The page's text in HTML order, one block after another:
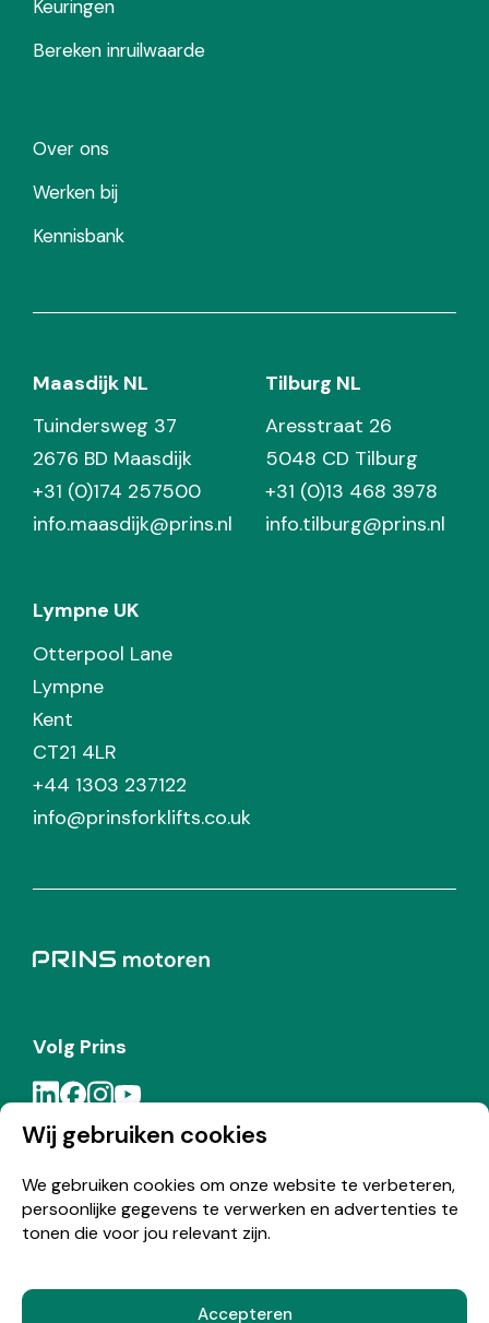
Wij gebruiken cookies
We gebruiken cookies om onze website te verbeteren,
persoonlijke gegevens te verwerken en advertenties te
tonen die voor jou relevant zijn.
Accepteren
Keuringen
Bereken inruilwaarde
Over ons
Werken bij
Kennisbank
Maasdijk NL
Tuindersweg 37
2676 BD Maasdijk
+31 (0)174 257500
info.maasdijk@prins.nl
Tilburg NL
Aresstraat 26
5048 CD Tilburg
+31 (0)13 468 3978
info.tilburg@prins.nl
Lympne UK
Otterpool Lane
Lympne
Kent
CT21 4LR
+44 1303 237122
info@prinsforklifts.co.uk
Volg Prins
Meld je aan voor de Prins nieuwsbrief